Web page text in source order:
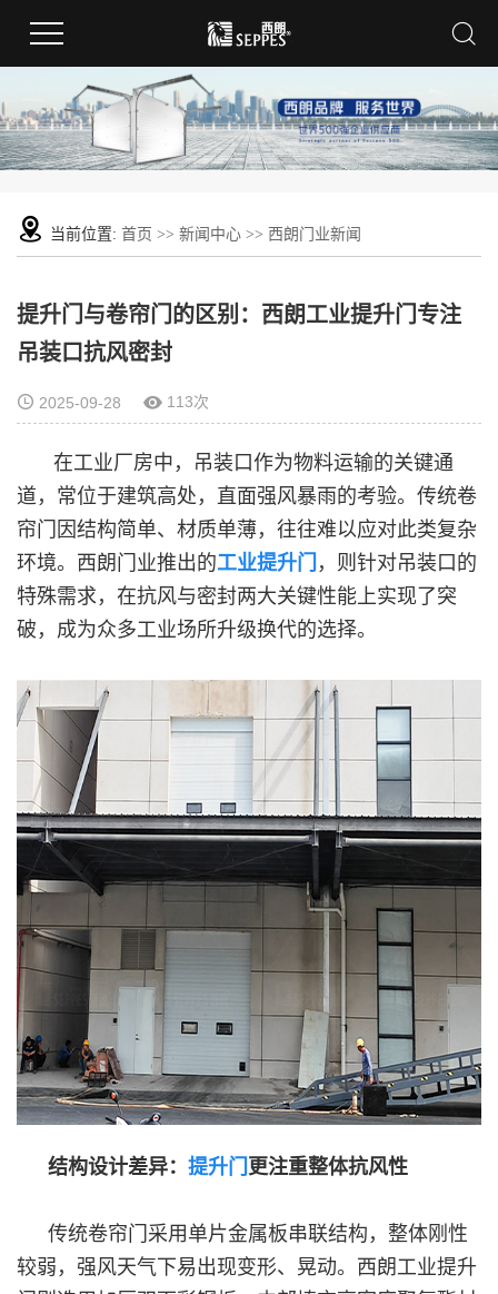
当前位置: 首页 >> 新闻中心 >> 西朗门业新闻
提升门与卷帘门的区别：西朗工业提升门专注
吊装口抗风密封
2025-09-28 113次
在工业厂房中，吊装口作为物料运输的关键通
道，常位于建筑高处，直面强风暴雨的考验。传统卷
帘门因结构简单、材质单薄，往往难以应对此类复杂
环境。西朗门业推出的工业提升门
，则针对吊装口的
特殊需求，在抗风与密封两大关键性能上实现了突
破，成为众多工业场所升级换代的选择。
结构设计差异： 提升门 更注重整体抗风性
传统卷帘门采用单片金属板串联结构，整体刚性
较弱，强风天气下易出现变形、晃动。西朗工业提升